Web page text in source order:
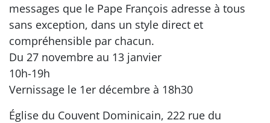
messages que le Pape François adresse à tous
sans exception, dans un style direct et
compréhensible par chacun.
Du 27 novembre au 13 janvier
10h-19h
Vernissage le 1er décembre à 18h30
Église du Couvent Dominicain, 222 rue du